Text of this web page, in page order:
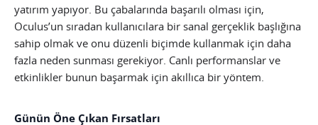
yatırım yapıyor. Bu çabalarında başarılı olması için,
Oculus’un sıradan kullanıcılara bir sanal gerçeklik başlığına
sahip olmak ve onu düzenli biçimde kullanmak için daha
fazla neden sunması gerekiyor. Canlı performanslar ve
etkinlikler bunun başarmak için akıllıca bir yöntem.
Günün Öne Çıkan Fırsatları